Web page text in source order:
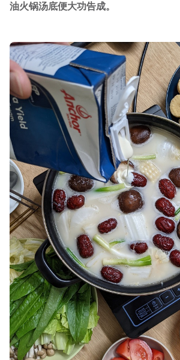
油火锅汤底便大功告成。